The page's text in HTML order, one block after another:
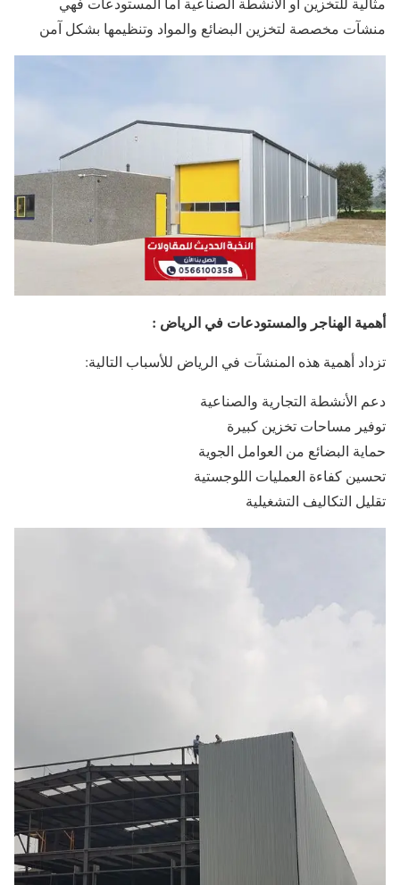
منشآت مخصصة لتخزين البضائع والمواد وتنظيمها بشكل آمن
أهمية الهناجر والمستودعات في الرياض :
تزداد أهمية هذه المنشآت في الرياض للأسباب التالية:
دعم الأنشطة التجارية والصناعية
توفير مساحات تخزين كبيرة
حماية البضائع من العوامل الجوية
تحسين كفاءة العمليات اللوجستية
تقليل التكاليف التشغيلية